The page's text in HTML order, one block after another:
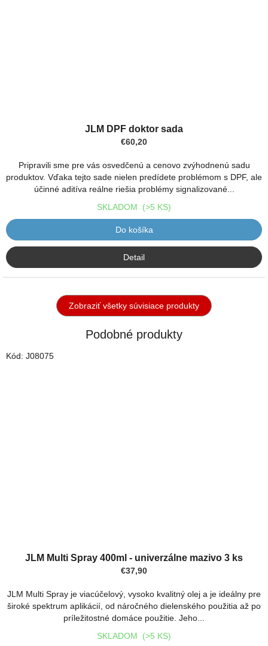
z
JLM DPF doktor sada
€60,20
Pripravili sme pre vás osvedčenú a cenovo zvýhodnenú sadu
produktov. Vďaka tejto sade nielen predídete problémom s DPF, ale
účinné aditíva reálne riešia problémy signalizované...
SKLADOM (>5 KS)
Do košíka
Detail
Zobraziť všetky súvisiace produkty
Podobné produkty
JLM Multi Spray 400ml - univerzálne mazivo 3 ks
€37,90
JLM Multi Spray je viacúčelový, vysoko kvalitný olej a je ideálny pre
široké spektrum aplikácií, od náročného dielenského použitia až po
príležitostné domáce použitie. Jeho...
SKLADOM (>5 KS)
Kód: J08075